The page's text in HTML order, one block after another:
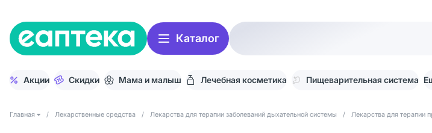
Каталог
Акции Скидки Мама и малыш Лечебная косметика Пищеварительная система
Главная / Лекарственные средства / Лекарства для терапии заболеваний дыхательной системы / Лекарства для терапии